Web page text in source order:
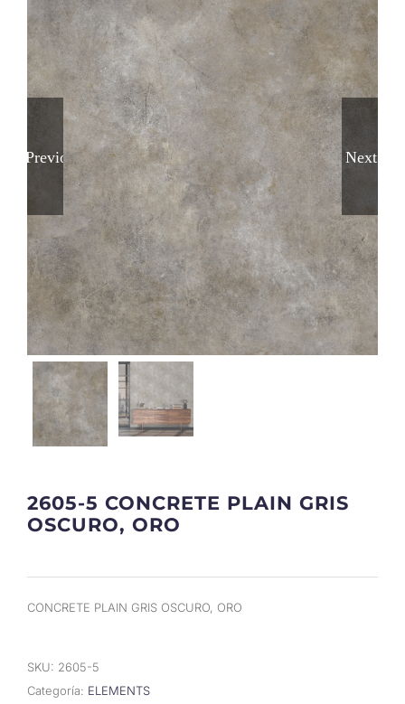
Previous Next
2605-5 CONCRETE PLAIN GRIS
OSCURO, ORO
CONCRETE PLAIN GRIS OSCURO, ORO
SKU: 2605-5
Categoría: ELEMENTS